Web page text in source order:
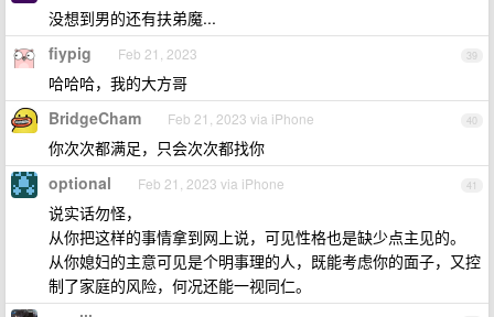
没想到男的还有扶弟魔...
39
fiypig Feb 21, 2023
哈哈哈，我的大方哥
40
BridgeCham Feb 21, 2023 via iPhone
你次次都满足，只会次次都找你
41
optional Feb 21, 2023 via iPhone
说实话勿怪，
从你把这样的事情拿到网上说，可见性格也是缺少点主见的。
从你媳妇的主意可见是个明事理的人，既能考虑你的面子，又控
制了家庭的风险，何况还能一视同仁。